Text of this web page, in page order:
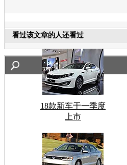
看过该文章的人还看过
18款新车于一季度
上市